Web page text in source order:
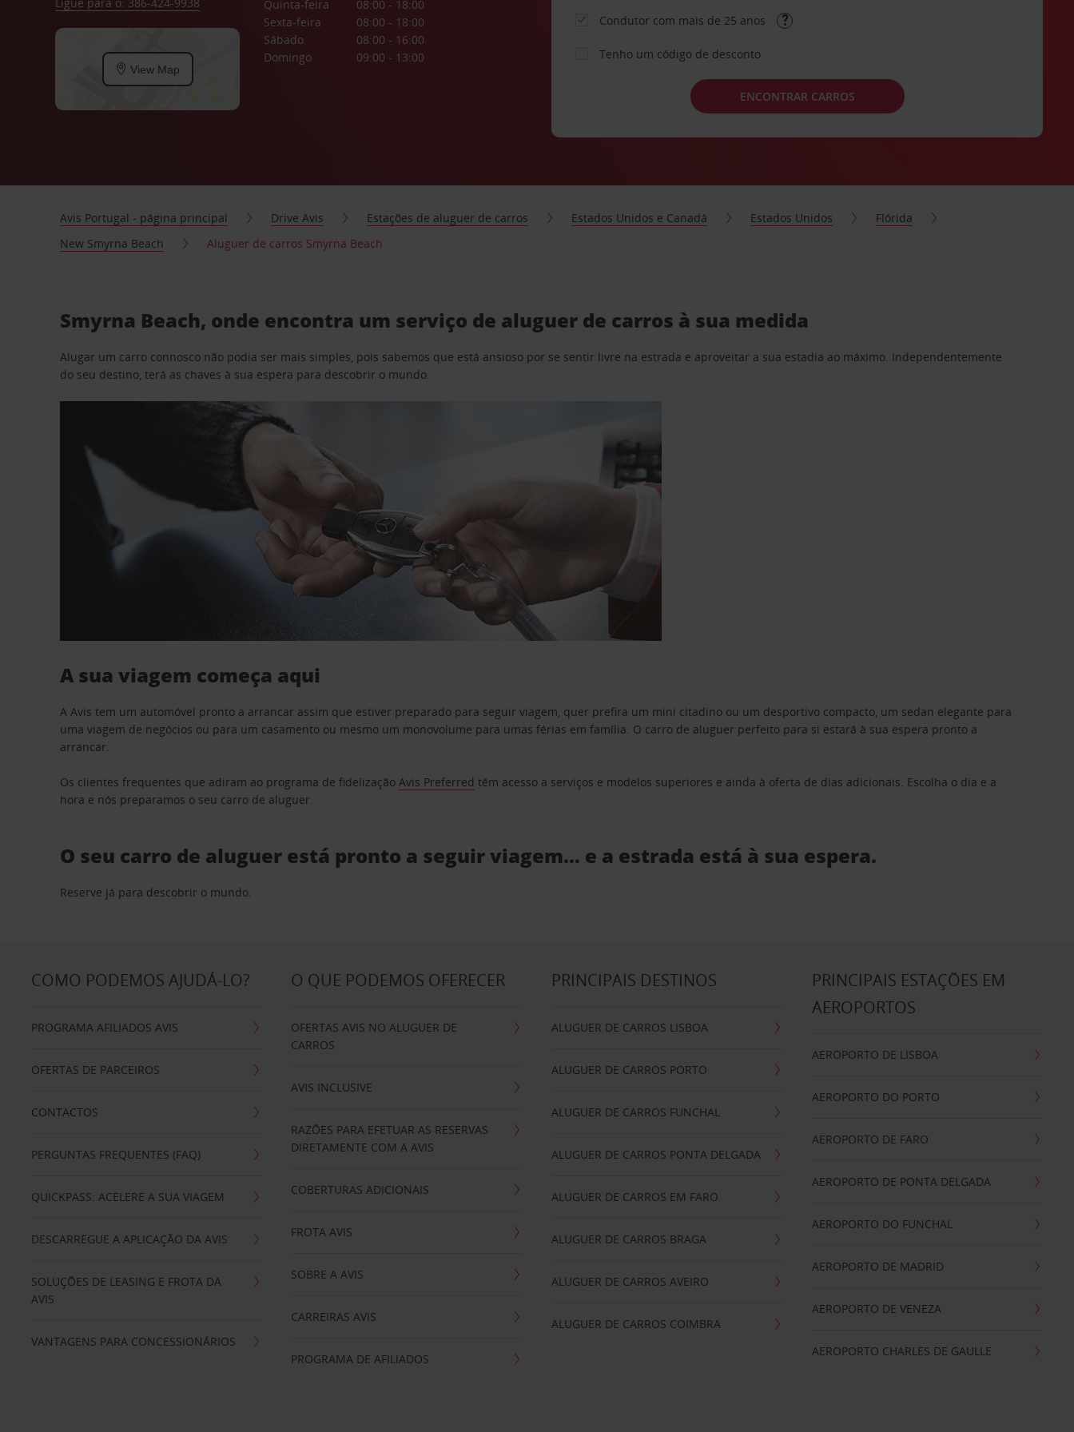
View Map
Quinta-feira
08:00 - 18:00
Sexta-feira
08:00 - 18:00
Sábado
08:00 - 16:00
Domingo
09:00 - 13:00
Condutor com mais de 25 anos
Tenho um código de desconto
ENCONTRAR CARROS
Avis Portugal - página principal Drive Avis Estações de aluguer de carros Estados Unidos e Canadá Estados Unidos
Flórida
New Smyrna Beach
Aluguer de carros Smyrna Beach
Smyrna Beach, onde encontra um serviço de aluguer de carros à sua medida
Alugar um carro connosco não podia ser mais simples, pois sabemos que está ansioso por se sentir livre na estrada e aproveitar a sua estadia ao máximo. Independentemente
do seu destino, terá as chaves à sua espera para descobrir o mundo.
A sua viagem começa aqui
A Avis tem um automóvel pronto a arrancar assim que estiver preparado para seguir viagem, quer prefira um mini citadino ou um desportivo compacto, um sedan elegante para
uma viagem de negócios ou para um casamento ou mesmo um monovolume para umas férias em família. O carro de aluguer perfeito para si estará à sua espera pronto a
arrancar.
Os clientes frequentes que adiram ao programa de fidelizaçãoAvis Preferred têm acesso a serviços e modelos superiores e ainda à oferta de dias adicionais. Escolha o dia e a
hora e nós preparamos o seu carro de aluguer.
O seu carro de aluguer está pronto a seguir viagem… e a estrada está à sua espera.
Reserve já para descobrir o mundo.
COMO PODEMOS AJUDÁ-LO?
PROGRAMA AFILIADOS AVIS
OFERTAS DE PARCEIROS
CONTACTOS
PERGUNTAS FREQUENTES (FAQ)
QUICKPASS: ACELERE A SUA VIAGEM
DESCARREGUE A APLICAÇÃO DA AVIS
SOLUÇÕES DE LEASING E FROTA DA
AVIS
VANTAGENS PARA CONCESSIONÁRIOS
O QUE PODEMOS OFERECER
OFERTAS AVIS NO ALUGUER DE
CARROS
AVIS INCLUSIVE
RAZÕES PARA EFETUAR AS RESERVAS
DIRETAMENTE COM A AVIS
COBERTURAS ADICIONAIS
FROTA AVIS
SOBRE A AVIS
CARREIRAS AVIS
PROGRAMA DE AFILIADOS
PRINCIPAIS DESTINOS
ALUGUER DE CARROS LISBOA
ALUGUER DE CARROS PORTO
ALUGUER DE CARROS FUNCHAL
ALUGUER DE CARROS PONTA DELGADA
ALUGUER DE CARROS EM FARO
ALUGUER DE CARROS BRAGA
ALUGUER DE CARROS AVEIRO
ALUGUER DE CARROS COIMBRA
PRINCIPAIS ESTAÇÕES EM
AEROPORTOS
AEROPORTO DE LISBOA
AEROPORTO DO PORTO
AEROPORTO DE FARO
AEROPORTO DE PONTA DELGADA
AEROPORTO DO FUNCHAL
AEROPORTO DE MADRID
AEROPORTO DE VENEZA
AEROPORTO CHARLES DE GAULLE